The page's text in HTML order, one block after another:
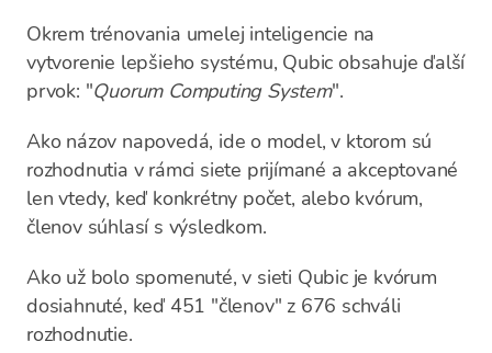
Okrem trénovania umelej inteligencie na
vytvorenie lepšieho systému, Qubic obsahuje ďalší
prvok: "Quorum Computing System".
Ako názov napovedá, ide o model, v ktorom sú
rozhodnutia v rámci siete prijímané a akceptované
len vtedy, keď konkrétny počet, alebo kvórum,
členov súhlasí s výsledkom.
Ako už bolo spomenuté, v sieti Qubic je kvórum
dosiahnuté, keď 451 "členov" z 676 schváli
rozhodnutie.